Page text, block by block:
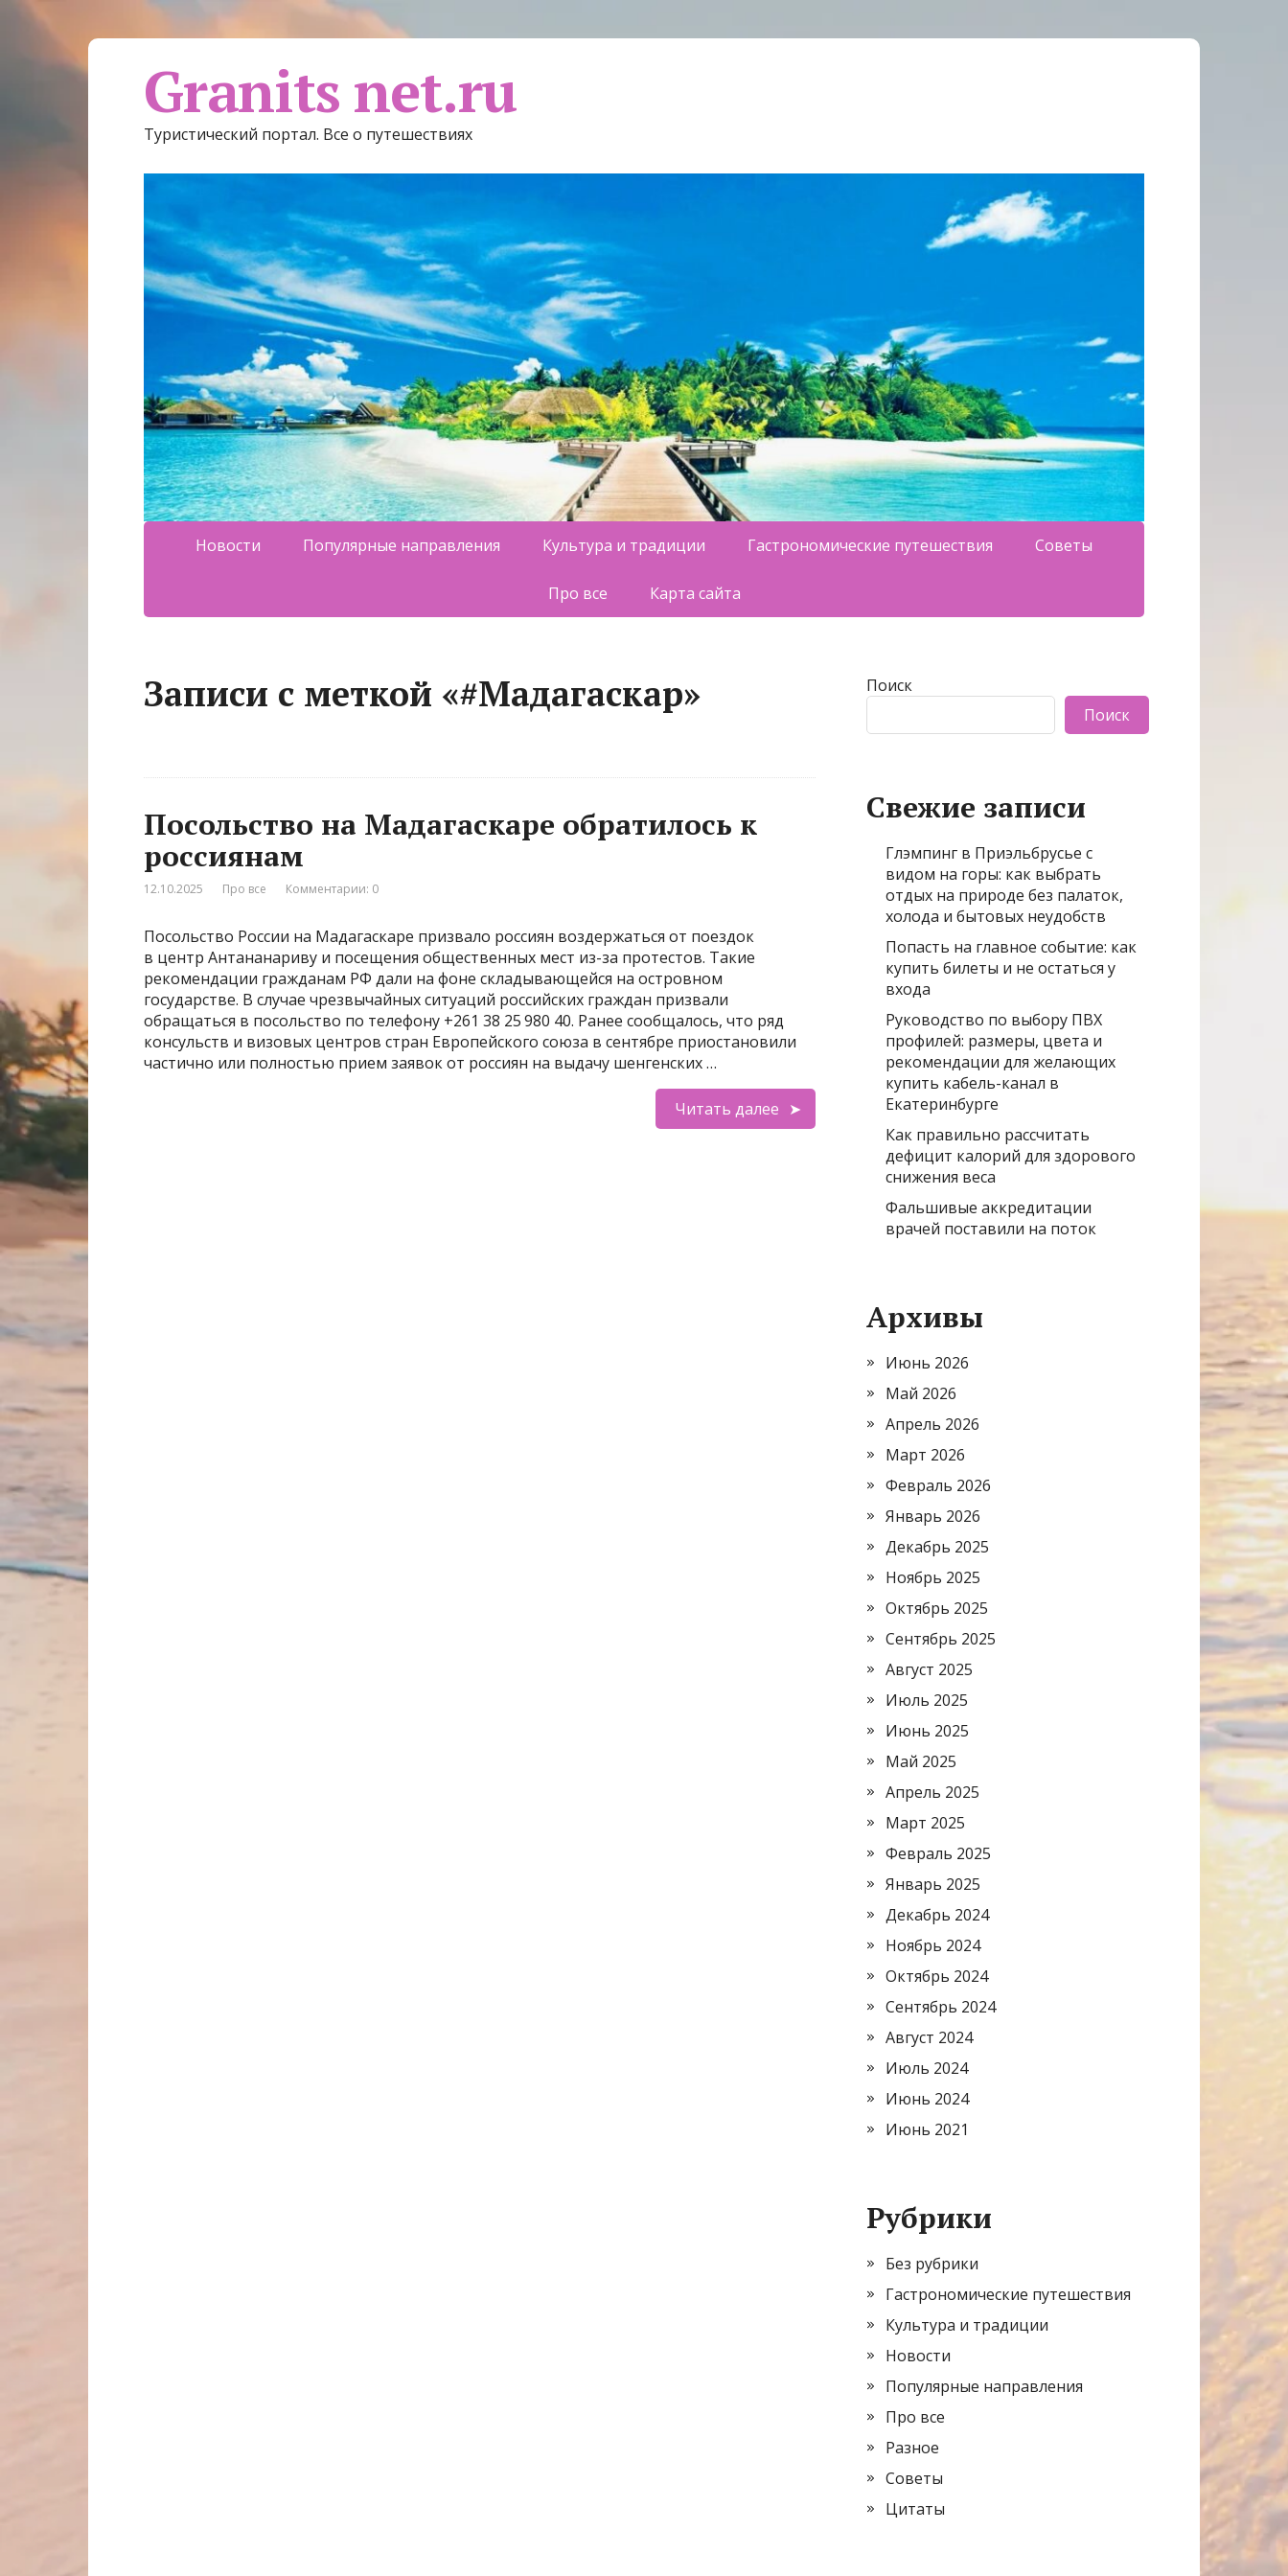
Granits net.ru
Туристический портал. Все о путешествиях
Новости Популярные направления Культура и традиции Гастрономические путешествия Советы
Про все Карта сайта
Записи с меткой «#Мадагаскар»
Посольство на Мадагаскаре обратилось к
россиянам
12.10.2025 Про все Комментарии: 0
Посольство России на Мадагаскаре призвало россиян воздержаться от поездок
в центр Антананариву и посещения общественных мест из-за протестов. Такие
рекомендации гражданам РФ дали на фоне складывающейся на островном
государстве. В случае чрезвычайных ситуаций российских граждан призвали
обращаться в посольство по телефону +261 38 25 980 40. Ранее сообщалось, что ряд
консульств и визовых центров стран Европейского союза в сентябре приостановили
частично или полностью прием заявок от россиян на выдачу шенгенских …
Читать далее
Поиск
Поиск
Свежие записи
Глэмпинг в Приэльбрусье с
видом на горы: как выбрать
отдых на природе без палаток,
холода и бытовых неудобств
Попасть на главное событие: как
купить билеты и не остаться у
входа
Руководство по выбору ПВХ
профилей: размеры, цвета и
рекомендации для желающих
купить кабель-канал в
Екатеринбурге
Как правильно рассчитать
дефицит калорий для здорового
снижения веса
Фальшивые аккредитации
врачей поставили на поток
Архивы
Июнь 2026
Май 2026
Апрель 2026
Март 2026
Февраль 2026
Январь 2026
Декабрь 2025
Ноябрь 2025
Октябрь 2025
Сентябрь 2025
Август 2025
Июль 2025
Июнь 2025
Май 2025
Апрель 2025
Март 2025
Февраль 2025
Январь 2025
Декабрь 2024
Ноябрь 2024
Октябрь 2024
Сентябрь 2024
Август 2024
Июль 2024
Июнь 2024
Июнь 2021
Рубрики
Без рубрики
Гастрономические путешествия
Культура и традиции
Новости
Популярные направления
Про все
Разное
Советы
Цитаты